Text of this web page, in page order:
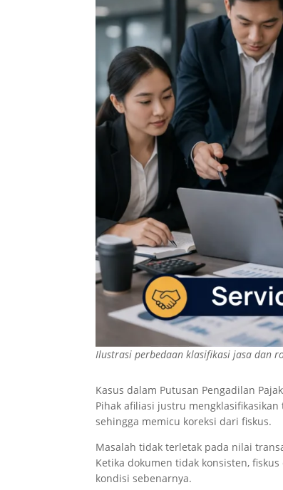
Ilustrasi perbedaan klasifikasi jasa dan
Kasus dalam Putusan Pengadilan
Pihak afiliasi justru
sehingga memicu koreksi dari fiskus.
Masalah tidak terletak pada nilai
Ketika dokumen tidak konsisten,
kondisi sebenarnya.